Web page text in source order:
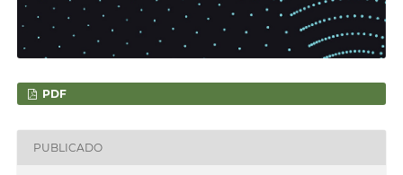
PDF
PUBLICADO